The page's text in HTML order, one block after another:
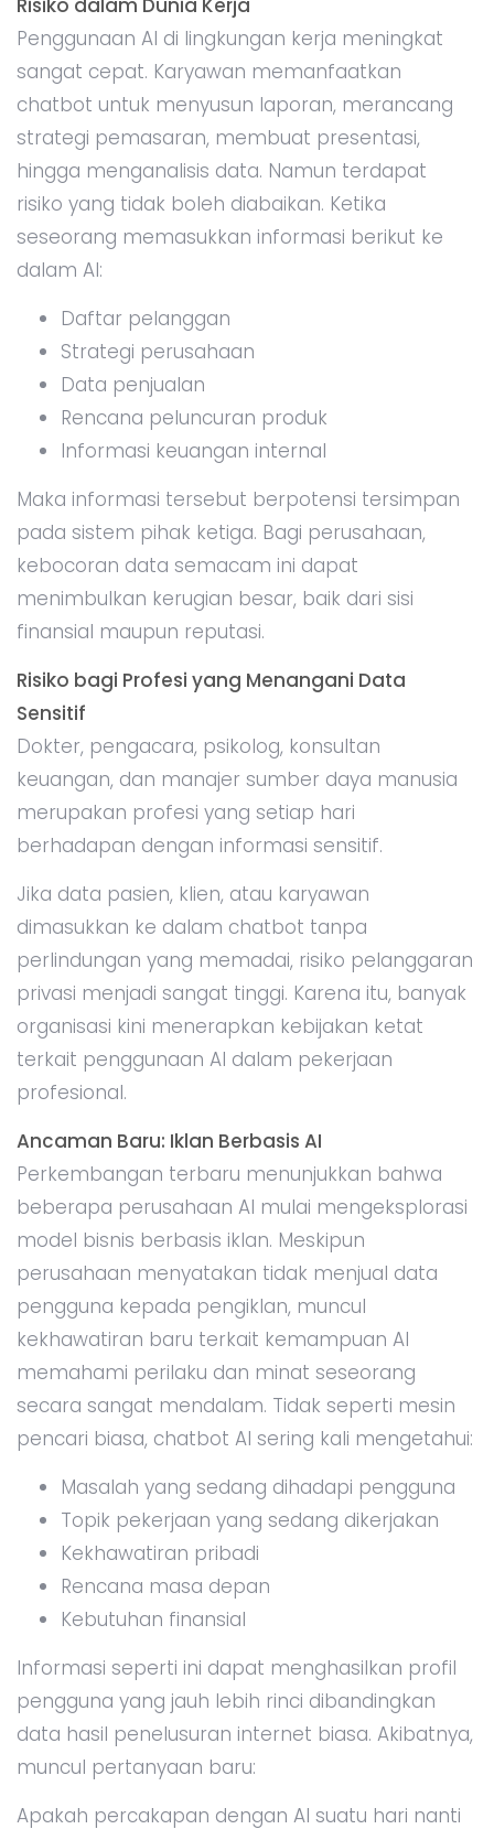
Risiko dalam Dunia Kerja
Penggunaan AI di lingkungan kerja meningkat
sangat cepat. Karyawan memanfaatkan
chatbot untuk menyusun laporan, merancang
strategi pemasaran, membuat presentasi,
hingga menganalisis data. Namun terdapat
risiko yang tidak boleh diabaikan. Ketika
seseorang memasukkan informasi berikut ke
dalam AI:
Daftar pelanggan
Strategi perusahaan
Data penjualan
Rencana peluncuran produk
Informasi keuangan internal
Maka informasi tersebut berpotensi tersimpan
pada sistem pihak ketiga. Bagi perusahaan,
kebocoran data semacam ini dapat
menimbulkan kerugian besar, baik dari sisi
finansial maupun reputasi.
Risiko bagi Profesi yang Menangani Data
Sensitif
Dokter, pengacara, psikolog, konsultan
keuangan, dan manajer sumber daya manusia
merupakan profesi yang setiap hari
berhadapan dengan informasi sensitif.
Jika data pasien, klien, atau karyawan
dimasukkan ke dalam chatbot tanpa
perlindungan yang memadai, risiko pelanggaran
privasi menjadi sangat tinggi. Karena itu, banyak
organisasi kini menerapkan kebijakan ketat
terkait penggunaan AI dalam pekerjaan
profesional.
Ancaman Baru: Iklan Berbasis AI
Perkembangan terbaru menunjukkan bahwa
beberapa perusahaan AI mulai mengeksplorasi
model bisnis berbasis iklan. Meskipun
perusahaan menyatakan tidak menjual data
pengguna kepada pengiklan, muncul
kekhawatiran baru terkait kemampuan AI
memahami perilaku dan minat seseorang
secara sangat mendalam. Tidak seperti mesin
pencari biasa, chatbot AI sering kali mengetahui:
Masalah yang sedang dihadapi pengguna
Topik pekerjaan yang sedang dikerjakan
Kekhawatiran pribadi
Rencana masa depan
Kebutuhan finansial
Informasi seperti ini dapat menghasilkan profil
pengguna yang jauh lebih rinci dibandingkan
data hasil penelusuran internet biasa. Akibatnya,
muncul pertanyaan baru:
Apakah percakapan dengan AI suatu hari nanti